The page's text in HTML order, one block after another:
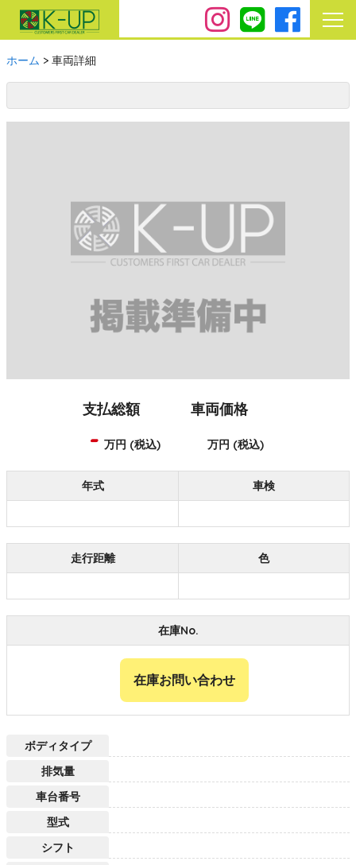
ホーム > 車両詳細
支払総額
- 万円 (税込)
車両価格
万円 (税込)
年式 車検
走行距離 色
在庫No.
在庫お問い合わせ
ボディタイプ
排気量
車台番号
型式
シフト